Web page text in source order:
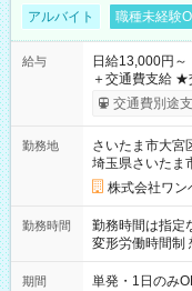
アルバイト 職種未経験
給与
日給13,000円～
＋交通費支給 ★交通費全額支給！ ┗案件により規定あり ★日払
いOK！（規定
ンビニATMから 日
交通費別途
勤務地
さいたま市大宮
埼玉県さいたま
株式会社ワン
勤務時間
勤務時間は指定
変形労働時間制 想定労働
～21：00
期間 単発・1日のみ